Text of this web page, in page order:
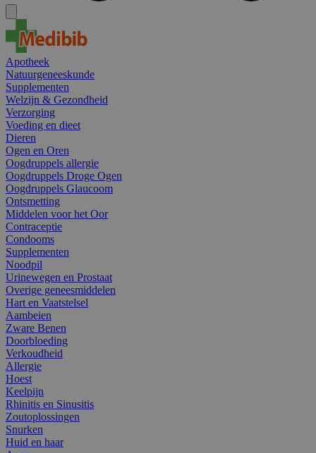
Apotheek
Natuurgeneeskunde
Supplementen
Welzijn & Gezondheid
Verzorging
Voeding en dieet
Dieren
Ogen en Oren
Oogdruppels allergie
Oogdruppels Droge Ogen
Oogdruppels Glaucoom
Ontsmetting
Middelen voor het Oor
Contraceptie
Condooms
Supplementen
Noodpil
Urinewegen en Prostaat
Overige geneesmiddelen
Hart en Vaatstelsel
Aambeien
Zware Benen
Doorbloeding
Verkoudheid
Allergie
Hoest
Keelpijn
Rhinitis en Sinusitis
Zoutoplossingen
Snurken
Huid en haar